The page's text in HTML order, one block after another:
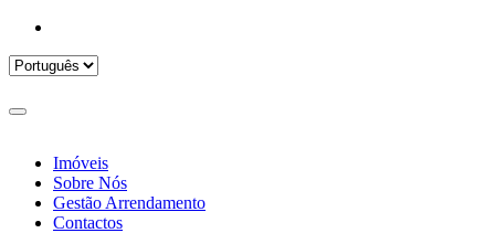
Imóveis
Sobre Nós
Gestão Arrendamento
Contactos